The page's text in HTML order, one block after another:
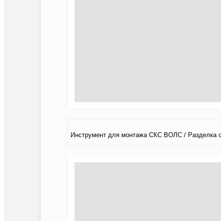
Инструмент для монтажа СКС ВОЛС / Разделка